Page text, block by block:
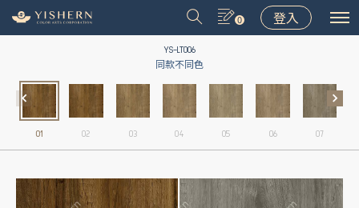
0 登入
YS-LT006
同款不同色
01 02 03 04 05 06 07